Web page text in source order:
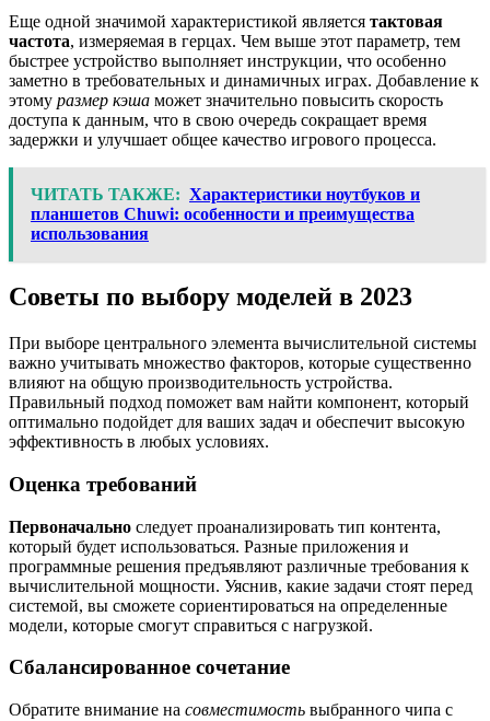
Еще одной значимой характеристикой является тактовая
частота, измеряемая в герцах. Чем выше этот параметр, тем
быстрее устройство выполняет инструкции, что особенно
заметно в требовательных и динамичных играх. Добавление к
этому размер кэша может значительно повысить скорость
доступа к данным, что в свою очередь сокращает время
задержки и улучшает общее качество игрового процесса.
ЧИТАТЬ ТАКЖЕ: Характеристики ноутбуков и
планшетов Chuwi: особенности и преимущества
использования
Советы по выбору моделей в 2023
При выборе центрального элемента вычислительной системы
важно учитывать множество факторов, которые существенно
влияют на общую производительность устройства.
Правильный подход поможет вам найти компонент, который
оптимально подойдет для ваших задач и обеспечит высокую
эффективность в любых условиях.
Оценка требований
Первоначально следует проанализировать тип контента,
который будет использоваться. Разные приложения и
программные решения предъявляют различные требования к
вычислительной мощности. Уяснив, какие задачи стоят перед
системой, вы сможете сориентироваться на определенные
модели, которые смогут справиться с нагрузкой.
Сбалансированное сочетание
Обратите внимание на совместимость выбранного чипа с